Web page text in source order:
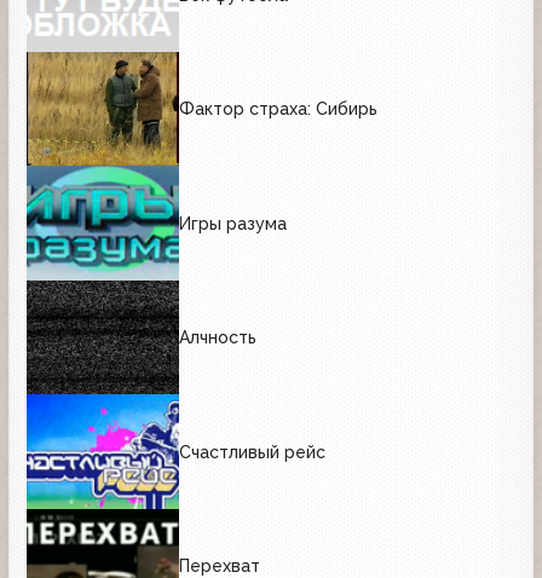
Фактор страха: Сибирь
Игры разума
Алчность
Счастливый рейс
Перехват